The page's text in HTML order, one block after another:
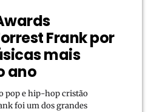
Frank por
mais
ano
pop e hip-hop cristão
foi um dos grandes